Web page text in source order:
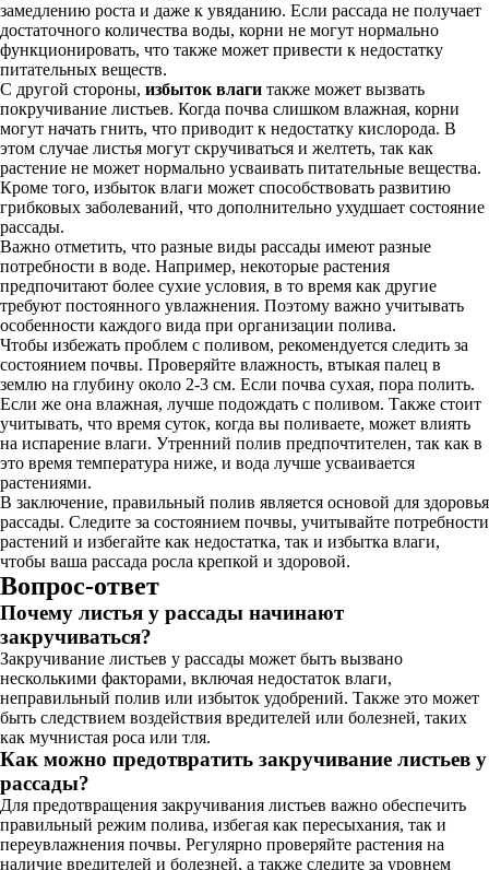
замедлению роста и даже к увяданию. Если рассада не получает
достаточного количества воды, корни не могут нормально
функционировать, что также может привести к недостатку
питательных веществ.
С другой стороны, избыток влаги также может вызвать
покручивание листьев. Когда почва слишком влажная, корни
могут начать гнить, что приводит к недостатку кислорода. В
этом случае листья могут скручиваться и желтеть, так как
растение не может нормально усваивать питательные вещества.
Кроме того, избыток влаги может способствовать развитию
грибковых заболеваний, что дополнительно ухудшает состояние
рассады.
Важно отметить, что разные виды рассады имеют разные
потребности в воде. Например, некоторые растения
предпочитают более сухие условия, в то время как другие
требуют постоянного увлажнения. Поэтому важно учитывать
особенности каждого вида при организации полива.
Чтобы избежать проблем с поливом, рекомендуется следить за
состоянием почвы. Проверяйте влажность, втыкая палец в
землю на глубину около 2-3 см. Если почва сухая, пора полить.
Если же она влажная, лучше подождать с поливом. Также стоит
учитывать, что время суток, когда вы поливаете, может влиять
на испарение влаги. Утренний полив предпочтителен, так как в
это время температура ниже, и вода лучше усваивается
растениями.
В заключение, правильный полив является основой для здоровья
рассады. Следите за состоянием почвы, учитывайте потребности
растений и избегайте как недостатка, так и избытка влаги,
чтобы ваша рассада росла крепкой и здоровой.
Вопрос-ответ
Почему листья у рассады начинают
закручиваться?
Закручивание листьев у рассады может быть вызвано
несколькими факторами, включая недостаток влаги,
неправильный полив или избыток удобрений. Также это может
быть следствием воздействия вредителей или болезней, таких
как мучнистая роса или тля.
Как можно предотвратить закручивание листьев у
рассады?
Для предотвращения закручивания листьев важно обеспечить
правильный режим полива, избегая как пересыхания, так и
переувлажнения почвы. Регулярно проверяйте растения на
наличие вредителей и болезней, а также следите за уровнем